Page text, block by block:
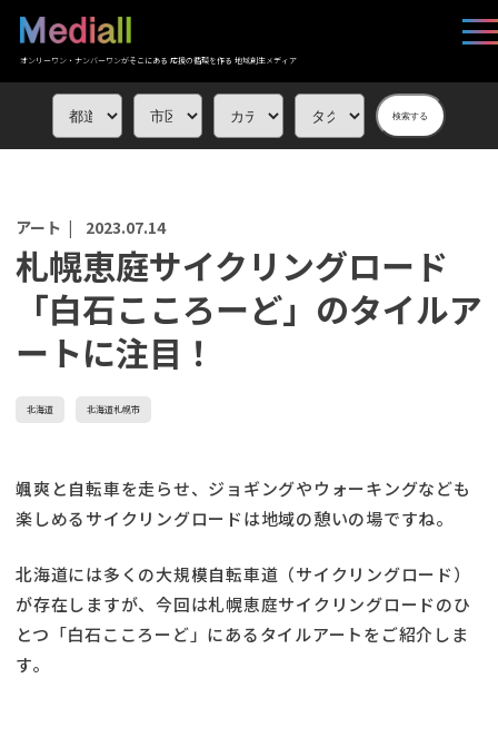
オンリーワン・ナンバーワンがそこにある 応援の循環を作る 地域創生メディア
検索する
アート | 2023.07.14
札幌恵庭サイクリングロード
「白石こころーど」のタイルア
ートに注目！
北海道 北海道札幌市
颯爽と自転車を走らせ、ジョギングやウォーキングなども
楽しめるサイクリングロードは地域の憩いの場ですね。
北海道には多くの大規模自転車道（サイクリングロード）
が存在しますが、今回は札幌恵庭サイクリングロードのひ
とつ「白石こころーど」にあるタイルアートをご紹介しま
す。